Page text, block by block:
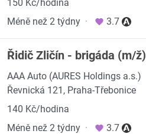
150 Kč/hodina
Méně než 2 týdny · 3.7
Řidič Zličín - brigáda (m/ž)
AAA Auto (AURES Holdings a.s.)
Řevnická 121, Praha-Třebonice
140 Kč/hodina
Méně než 2 týdny · 3.7